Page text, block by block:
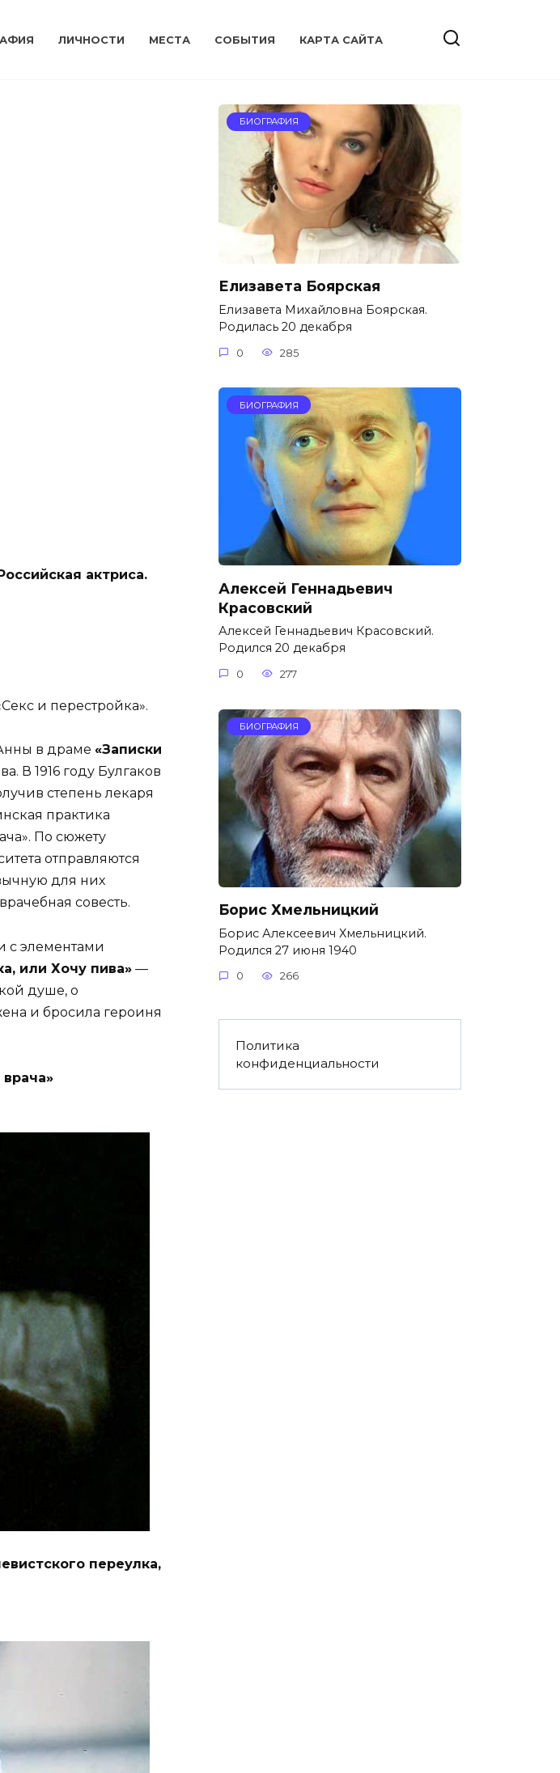
ЛИЧНОСТИ МЕСТА CОБЫТИЯ КАРТА САЙТА
актриса.
и перестройка».
в драме «Записки
В 1916 году Булгаков
степень лекаря
практика
По сюжету
отправляются
для них
совесть.
с элементами
или Хочу пива» —
душе, о
и бросила героиня
переулка,
БИОГРАФИЯ
Елизавета Боярская
Елизавета Михайловна Боярская.
Родилась 20 декабря
0 285
БИОГРАФИЯ
Алексей Геннадьевич
Красовский
Алексей Геннадьевич Красовский.
Родился 20 декабря
0 277
БИОГРАФИЯ
Борис Хмельницкий
Борис Алексеевич Хмельницкий.
Родился 27 июня 1940
0 266
Политика
конфиденциальности